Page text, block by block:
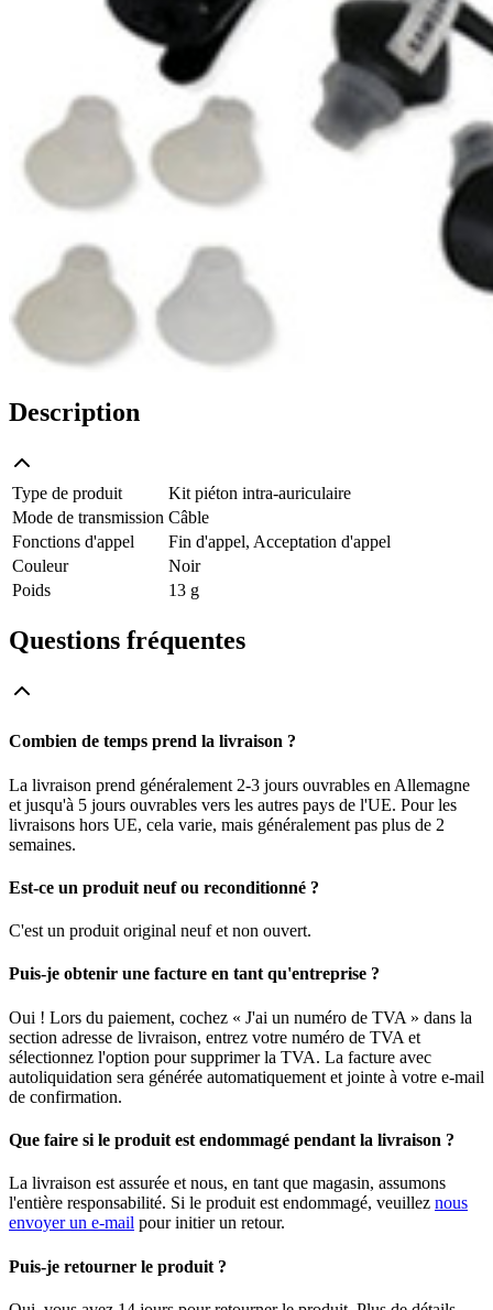
Description
Type de produit
Kit piéton intra-auriculaire
Mode de transmission Câble
Fonctions d'appel
Fin d'appel, Acceptation d'appel
Couleur
Noir
Poids
13 g
Questions fréquentes
Combien de temps prend la livraison ?
La livraison prend généralement 2-3 jours ouvrables en Allemagne
et jusqu'à 5 jours ouvrables vers les autres pays de l'UE. Pour les
livraisons hors UE, cela varie, mais généralement pas plus de 2
semaines.
Est-ce un produit neuf ou reconditionné ?
C'est un produit original neuf et non ouvert.
Puis-je obtenir une facture en tant qu'entreprise ?
Oui ! Lors du paiement, cochez « J'ai un numéro de TVA » dans la
section adresse de livraison, entrez votre numéro de TVA et
sélectionnez l'option pour supprimer la TVA. La facture avec
autoliquidation sera générée automatiquement et jointe à votre e-mail
de confirmation.
Que faire si le produit est endommagé pendant la livraison ?
La livraison est assurée et nous, en tant que magasin, assumons
l'entière responsabilité. Si le produit est endommagé, veuillez nous
envoyer un e-mail pour initier un retour.
Puis-je retourner le produit ?